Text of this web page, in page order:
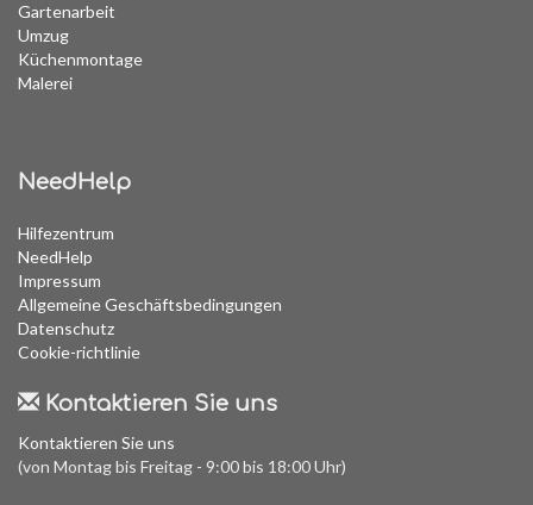
Gartenarbeit
Umzug
Küchenmontage
Malerei
NeedHelp
Hilfezentrum
NeedHelp
Impressum
Allgemeine Geschäftsbedingungen
Datenschutz
Cookie-richtlinie
Kontaktieren Sie uns
Kontaktieren Sie uns
(von Montag bis Freitag - 9:00 bis 18:00 Uhr)